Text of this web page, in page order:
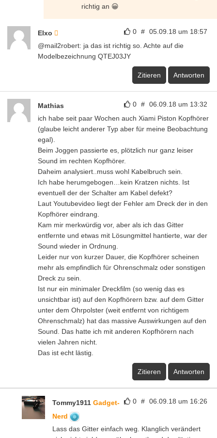
richtig an 😀
0 # 05.09.18 um 18:57
Elxo
@mail2robert: ja das ist richtig so. Achte auf die
Modelbezeichnung QTEJ03JY
Zitieren Antworten
0 # 06.09.18 um 13:32
Mathias
ich habe seit paar Wochen auch Xiami Piston Kopfhörer
(glaube leicht anderer Typ aber für meine Beobachtung
egal).
Beim Joggen passierte es, plötzlich nur ganz leiser
Sound im rechten Kopfhörer.
Daheim analysiert..muss wohl Kabelbruch sein.
Ich habe herumgebogen…kein Kratzen nichts. Ist
eventuell der der Schalter am Kabel defekt?
Laut Youtubevideo liegt der Fehler am Dreck der in den
Kopfhörer eindrang.
Kam mir merkwürdig vor, aber als ich das Gitter
entfernte und etwas mit Lösungmittel hantierte, war der
Sound wieder in Ordnung.
Leider nur von kurzer Dauer, die Kopfhörer scheinen
mehr als empfindlich für Ohrenschmalz oder sonstigen
Dreck zu sein.
Ist nur ein minimaler Dreckfilm (so wenig das es
unsichtbar ist) auf den Kopfhörern bzw. auf dem Gitter
unter dem Ohrpolster (weit entfernt von richtigem
Ohrenschmalz) hat das massive Auswirkungen auf den
Sound. Das hatte ich mit anderen Kopfhörern nach
vielen Jahren nicht.
Das ist echt lästig.
Zitieren Antworten
0 # 06.09.18 um 16:26
Tommy1911 Gadget-
Nerd
Lass das Gitter einfach weg. Klanglich verändert